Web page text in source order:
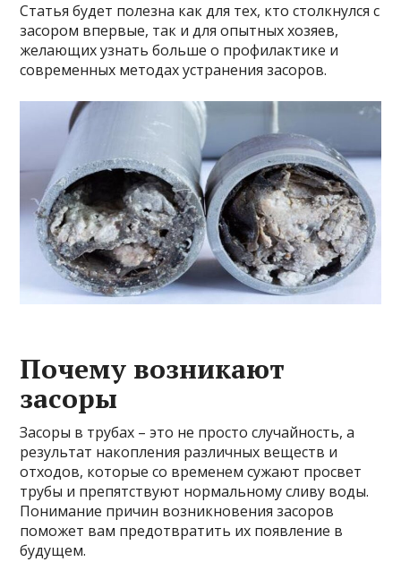
Статья будет полезна как для тех, кто столкнулся с
засором впервые, так и для опытных хозяев,
желающих узнать больше о профилактике и
современных методах устранения засоров.
Почему возникают
засоры
Засоры в трубах – это не просто случайность, а
результат накопления различных веществ и
отходов, которые со временем сужают просвет
трубы и препятствуют нормальному сливу воды.
Понимание причин возникновения засоров
поможет вам предотвратить их появление в
будущем.